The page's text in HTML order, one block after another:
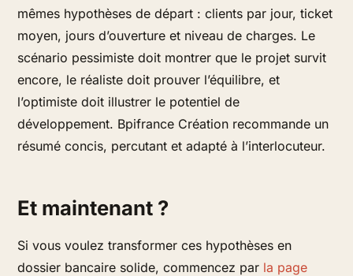
mêmes hypothèses de départ : clients par jour, ticket
moyen, jours d’ouverture et niveau de charges. Le
scénario pessimiste doit montrer que le projet survit
encore, le réaliste doit prouver l’équilibre, et
l’optimiste doit illustrer le potentiel de
développement. Bpifrance Création recommande un
résumé concis, percutant et adapté à l’interlocuteur.
Et maintenant ?
Si vous voulez transformer ces hypothèses en
dossier bancaire solide, commencez par la page